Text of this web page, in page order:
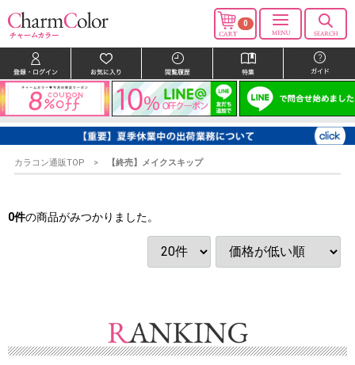
0
カラコン通販TOP 【終売】メイクスキップ
0件の商品がみつかりました。